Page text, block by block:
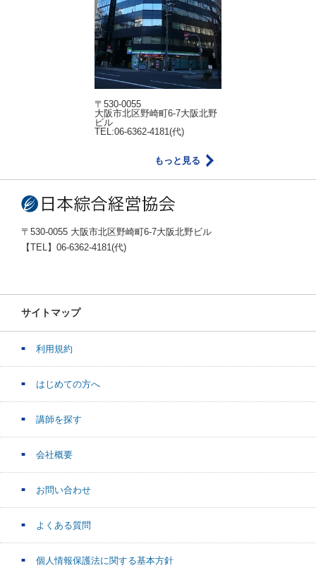
〒530-0055
大阪市北区野崎町6-7大阪北野
ビル
TEL:06-6362-4181(代)
もっと見る
〒530-0055 大阪市北区野崎町6-7大阪北野ビル
【TEL】06-6362-4181(代)
サイトマップ
利用規約
はじめての方へ
講師を探す
会社概要
お問い合わせ
よくある質問
個人情報保護法に関する基本方針